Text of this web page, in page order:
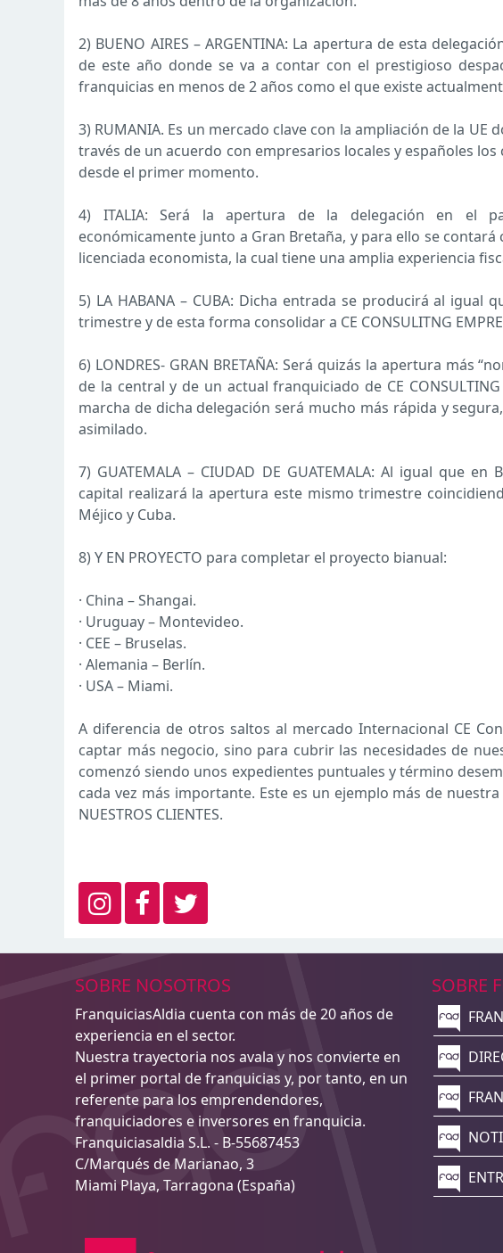
2) BUENO AIRES – ARGENTINA: La apertura de esta
de este año donde se va a contar con el prestigioso
franquicias en menos de 2 años como el que existe
3) RUMANIA. Es un mercado clave con la ampliación de la UE
través de un acuerdo con empresarios locales y españoles
desde el primer momento.
4) ITALIA: Será la apertura de la delegación en el
económicamente junto a Gran Bretaña, y para ello se
licenciada economista, la cual tiene una amplia experiencia
5) LA HABANA – CUBA: Dicha entrada se producirá al igual
trimestre y de esta forma consolidar a CE CONSULITNG
6) LONDRES- GRAN BRETAÑA: Será quizás la apertura más
de la central y de un actual franquiciado de CE
marcha de dicha delegación será mucho más rápida y
asimilado.
7) GUATEMALA – CIUDAD DE GUATEMALA: Al igual que
capital realizará la apertura este mismo trimestre
Méjico y Cuba.
8) Y EN PROYECTO para completar el proyecto bianual:
· China – Shangai.
· Uruguay – Montevideo.
· CEE – Bruselas.
· Alemania – Berlín.
· USA – Miami.
A diferencia de otros saltos al mercado Internacional CE
captar más negocio, sino para cubrir las necesidades de
comenzó siendo unos expedientes puntuales y término
cada vez más importante. Este es un ejemplo más de nuestra
NUESTROS CLIENTES.
SOBRE NOSOTROS
FranquiciasAldia cuenta con más de 20 años de
experiencia en el sector.
Nuestra trayectoria nos avala y nos convierte en
el primer portal de franquicias y, por tanto, en un
referente para los emprendendores,
franquiciadores e inversores en franquicia.
Franquiciasaldia S.L. - B-55687453
C/Marqués de Marianao, 3
Miami Playa, Tarragona (España)
SOBRE